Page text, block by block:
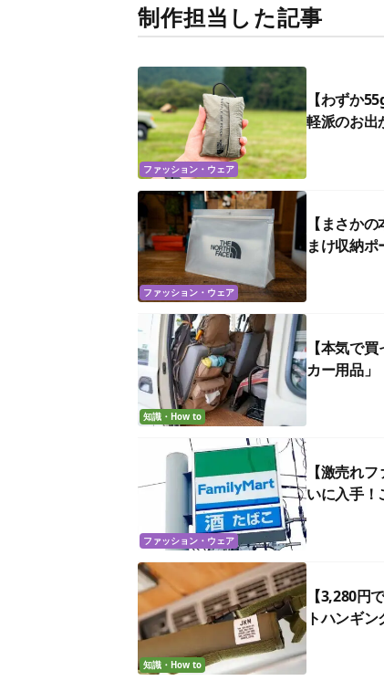
制作担当した記事
ファッション・ウェア
【わずか
軽派のお出
ファッション・ウェア
【まさか
まけ収納ポ
知識・How to
【本気で
カー用品」
ファッション・ウェア
【激売れ
いに入手！
知識・How to
【3,280
トハンギ